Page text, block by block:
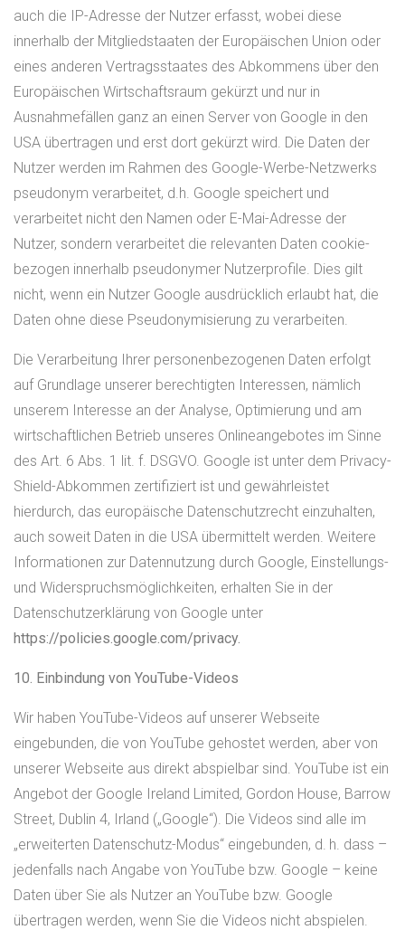
auch die IP-Adresse der Nutzer erfasst, wobei diese
innerhalb der Mitgliedstaaten der Europäischen Union oder
eines anderen Vertragsstaates des Abkommens über den
Europäischen Wirtschaftsraum gekürzt und nur in
Ausnahmefällen ganz an einen Server von Google in den
USA übertragen und erst dort gekürzt wird. Die Daten der
Nutzer werden im Rahmen des Google-Werbe-Netzwerks
pseudonym verarbeitet, d.h. Google speichert und
verarbeitet nicht den Namen oder E-Mai-Adresse der
Nutzer, sondern verarbeitet die relevanten Daten cookie-
bezogen innerhalb pseudonymer Nutzerprofile. Dies gilt
nicht, wenn ein Nutzer Google ausdrücklich erlaubt hat, die
Daten ohne diese Pseudonymisierung zu verarbeiten.
Die Verarbeitung Ihrer personenbezogenen Daten erfolgt
auf Grundlage unserer berechtigten Interessen, nämlich
unserem Interesse an der Analyse, Optimierung und am
wirtschaftlichen Betrieb unseres Onlineangebotes im Sinne
des Art. 6 Abs. 1 lit. f. DSGVO. Google ist unter dem Privacy-
Shield-Abkommen zertifiziert ist und gewährleistet
hierdurch, das europäische Datenschutzrecht einzuhalten,
auch soweit Daten in die USA übermittelt werden. Weitere
Informationen zur Datennutzung durch Google, Einstellungs-
und Widerspruchsmöglichkeiten, erhalten Sie in der
Datenschutzerklärung von Google unter
https://policies.google.com/privacy.
10. Einbindung von YouTube-Videos
Wir haben YouTube-Videos auf unserer Webseite
eingebunden, die von YouTube gehostet werden, aber von
unserer Webseite aus direkt abspielbar sind. YouTube ist ein
Angebot der Google Ireland Limited, Gordon House, Barrow
Street, Dublin 4, Irland („Google“). Die Videos sind alle im
„erweiterten Datenschutz-Modus“ eingebunden, d. h. dass –
jedenfalls nach Angabe von YouTube bzw. Google – keine
Daten über Sie als Nutzer an YouTube bzw. Google
übertragen werden, wenn Sie die Videos nicht abspielen.